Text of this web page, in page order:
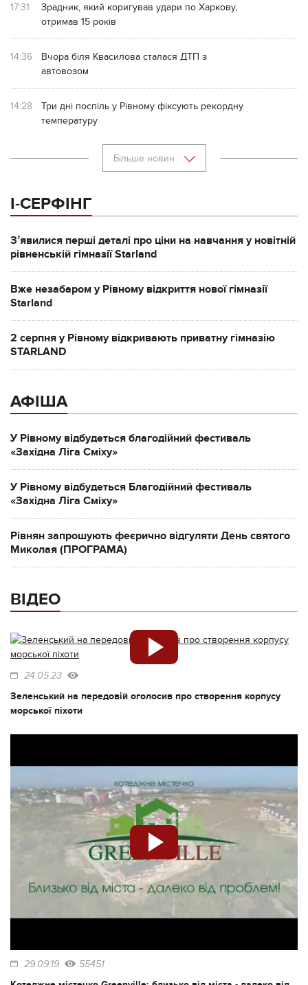
17:31
Зрадник, який коригував удари по Харкову,
отримав 15 років
14:36
Вчора біля Квасилова сталася ДТП з
автовозом
14:28
Три дні поспіль у Рівному фіксують рекордну
температуру
Більше новин
І-СЕРФІНГ
Зʼявилися перші деталі про ціни на навчання у новітній
рівненській гімназії Starland
Вже незабаром у Рівному відкриття нової гімназії
Starland
2 серпня у Рівному відкривають приватну гімназію
STARLAND
АФІША
У Рівному відбудеться благодійний фестиваль
«Західна Ліга Сміху»
У Рівному відбудеться Благодійний фестиваль
«Західна Ліга Сміху»
Рівнян запрошують феєрично відгуляти День святого
Миколая (ПРОГРАМА)
ВІДЕО
24.05.23
Зеленський на передовій оголосив про створення корпусу
морської піхоти
29.09.19 55451